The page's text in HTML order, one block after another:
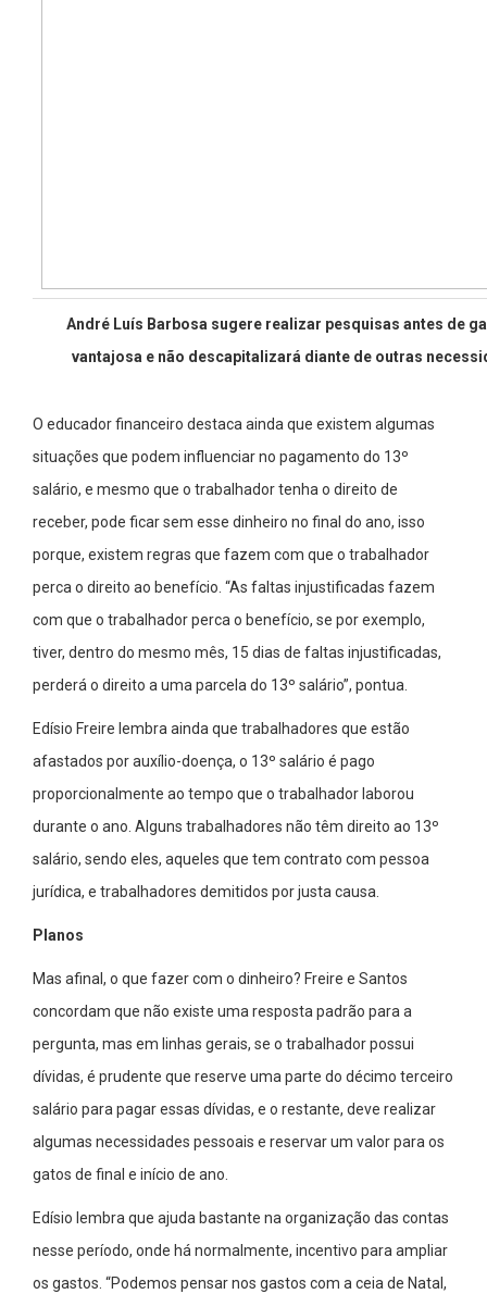
André Luís Barbosa sugere realizar pesquisas antes de
vantajosa e não descapitalizará diante de outras
O educador financeiro destaca ainda que existem algumas
situações que podem influenciar no pagamento do 13º
salário, e mesmo que o trabalhador tenha o direito de
receber, pode ficar sem esse dinheiro no final do ano, isso
porque, existem regras que fazem com que o trabalhador
perca o direito ao benefício. “As faltas injustificadas fazem
com que o trabalhador perca o benefício, se por exemplo,
tiver, dentro do mesmo mês, 15 dias de faltas injustificadas,
perderá o direito a uma parcela do 13º salário”, pontua.
Edísio Freire lembra ainda que trabalhadores que estão
afastados por auxílio-doença, o 13º salário é pago
proporcionalmente ao tempo que o trabalhador laborou
durante o ano. Alguns trabalhadores não têm direito ao 13º
salário, sendo eles, aqueles que tem contrato com pessoa
jurídica, e trabalhadores demitidos por justa causa.
Planos
Mas afinal, o que fazer com o dinheiro? Freire e Santos
concordam que não existe uma resposta padrão para a
pergunta, mas em linhas gerais, se o trabalhador possui
dívidas, é prudente que reserve uma parte do décimo terceiro
salário para pagar essas dívidas, e o restante, deve realizar
algumas necessidades pessoais e reservar um valor para os
gatos de final e início de ano.
Edísio lembra que ajuda bastante na organização das contas
nesse período, onde há normalmente, incentivo para ampliar
os gastos. “Podemos pensar nos gastos com a ceia de Natal,